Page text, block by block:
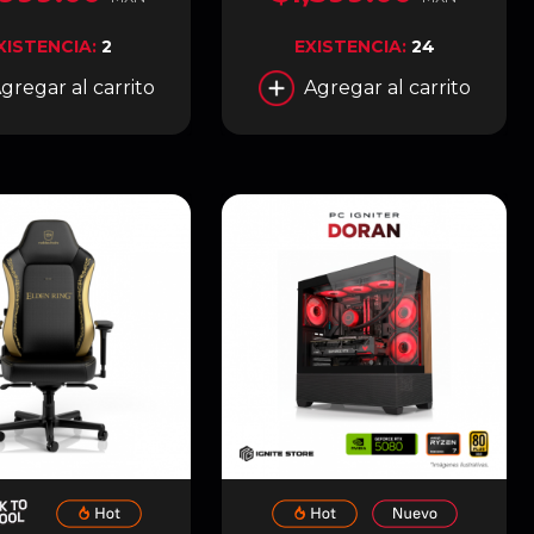
| NEGRO | MF360-
2
al carrito
EXISTENCIA: 24
Agregar al carrito